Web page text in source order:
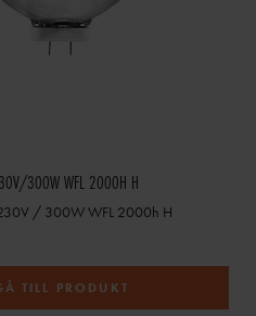
300W WFL 2000H H
/ 300W WFL 2000h H
TILL PRODUKT